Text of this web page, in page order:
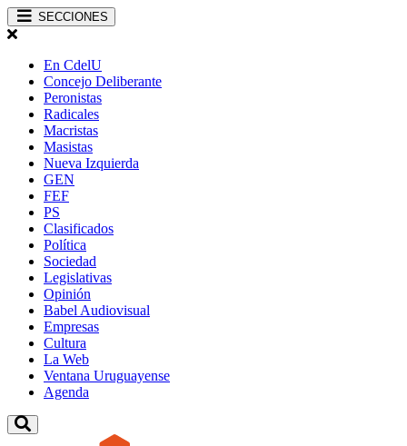
SECCIONES
En CdelU
Concejo Deliberante
Peronistas
Radicales
Macristas
Masistas
Nueva Izquierda
GEN
FEF
PS
Clasificados
Política
Sociedad
Legislativas
Opinión
Babel Audiovisual
Empresas
Cultura
La Web
Ventana Uruguayense
Agenda